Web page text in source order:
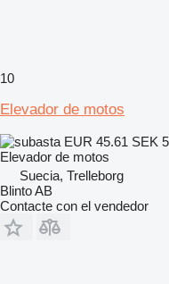
10
Elevador de motos
EUR 45.61 SEK
Elevador de motos
Suecia, Trelleborg
Blinto AB
Contacte con el vendedor